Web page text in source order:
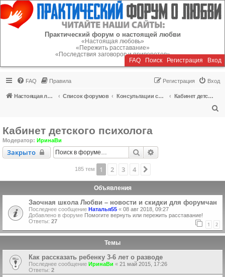
Регистрация
Практический форум о настоящей любви
«Настоящая любовь»
«Пережить расставание»
«Последствия заговоров и приворотов»
FAQ Поиск Регистрация Вход
FAQ Правила Вход
Регистрация
Настоящая любовь Список форумов Консультации специалистов
Кабинет детского психолога
Кабинет детского психолога
Модератор: ИринаВи
Закрыто
Закрыто Поиск
185 тем 1 2 3 4
Объявления
Заочная школа Любви – новости и скидки для форумчан
Последнее сообщение Наталья55 « 08 авг 2018, 09:27
Добавлено в форуме Помогите вернуть или пережить расставание!
Ответы: 27 1 2
Темы
Как рассказать ребенку 3-6 лет о разводе
Последнее сообщение ИринаВи « 21 май 2015, 17:26
Ответы: 2